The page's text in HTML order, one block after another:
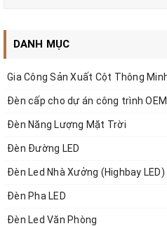
1. Thông tin chung về nhóm
- Mã sản phẩm: ZSV-CV-
từng mẫu)
- Kích thước/Trọng lương:
dáng của từng mẫu
- Công suất:30W, 40W,
DANH MỤC
Gia Công Sản Xuất Cột Thông
Đèn cấp cho dự án công trình
Đèn Năng Lượng Mặt Trời
Đèn Đường LED
Đèn Led Nhà Xưởng (Highbay LED)
Đèn Pha LED
Đèn Led Văn Phòng